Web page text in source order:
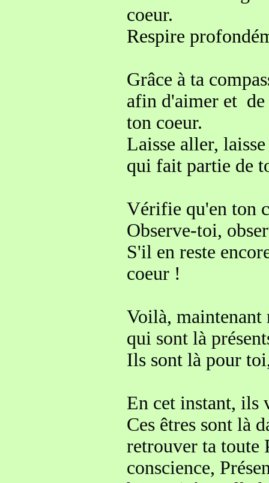
coeur.
Respire
Grâce à ta
afin d'aimer et de
ton coeur.
Laisse aller,
qui fait partie de
Vérifie qu'en ton
Observe-toi,
S'il en reste
coeur !
Voilà,
qui sont là
Ils sont là pour
En cet instant, ils
Ces êtres sont là
retrouver ta toute
conscience,